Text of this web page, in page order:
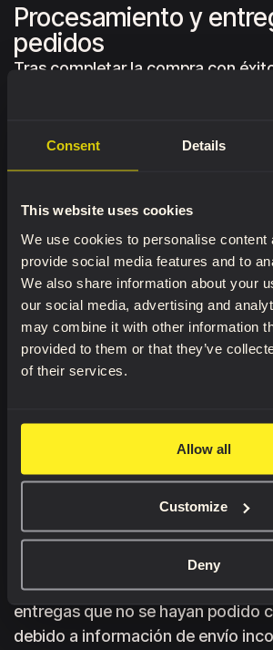
Consent Details
This website uses cookies
We use cookies to personalise content
provide social media features and to
We also share information about your
our social media, advertising and
may combine it with other information
provided to them or that they’ve
of their services.
Allow all
Customize
Deny
Procesamiento y
pedidos
Tras completar la compra con
correo electrónico de
proceso de compra. Los pedidos
procesarse en un plazo de 2 a 3
Una vez que tu pedido haya sido
otro correo electrónico con un
seguimiento y los detalles de
proporcionaste al finalizar la
el número de seguimiento para
de tu envío en cualquier momento.
días laborables. Nuestra empresa
notificarte la entrega el día de su
No responsabilidad
Si el transportista marca un envío
entregado, no nos hacemos
entregas que no se hayan podido
debido a información de envío